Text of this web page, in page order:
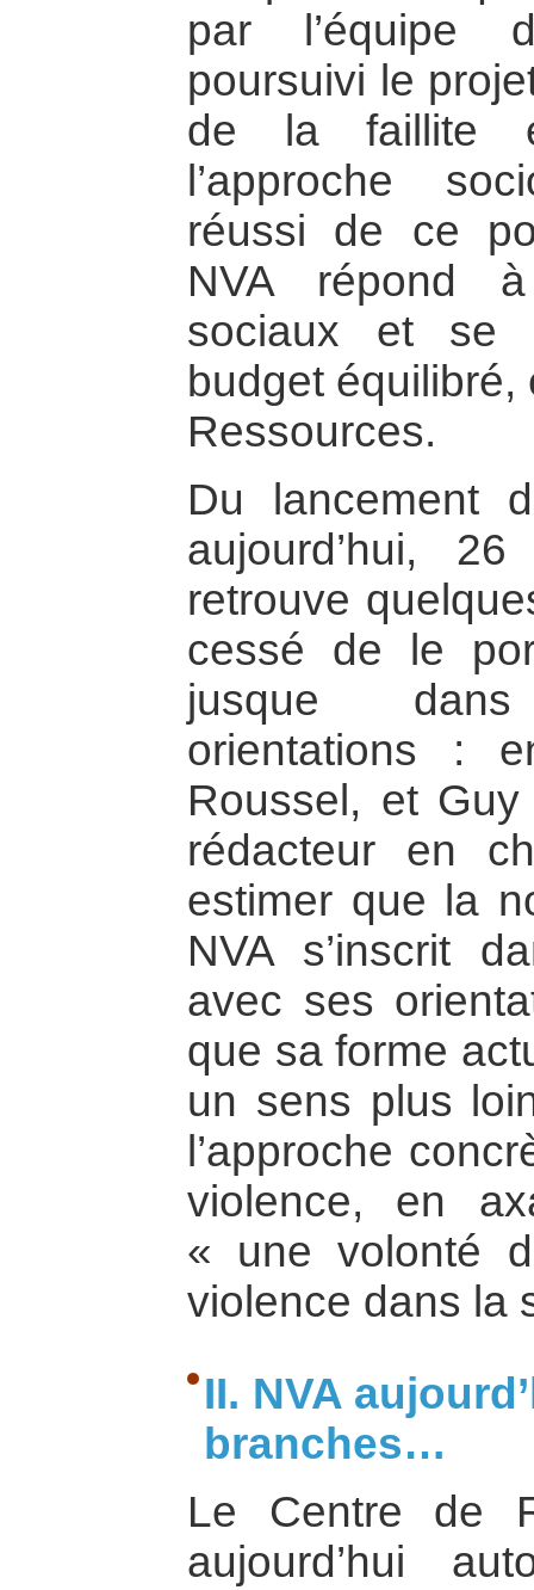
par l’équipe
poursuivi le
de la faillite
l’approche
réussi de ce
NVA répond
sociaux et se
budget
Ressources.
Du lancement
aujourd’hui,
retrouve
cessé de le
jusque
orientations :
Roussel, et
rédacteur en
estimer que la
NVA s’inscrit
avec ses
que sa forme
un sens plus
l’approche
violence, en
« une volonté
violence dans la
II. NVA
branches…
Le Centre de
aujourd’hui